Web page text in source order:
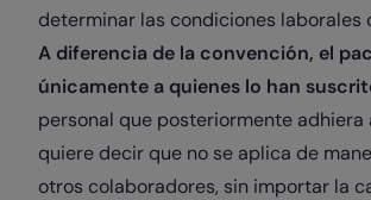
determinar las condiciones laborales
A diferencia de la convención, el
únicamente a quienes lo han
personal que posteriormente adhiera
quiere decir que no se aplica de
otros colaboradores, sin importar la